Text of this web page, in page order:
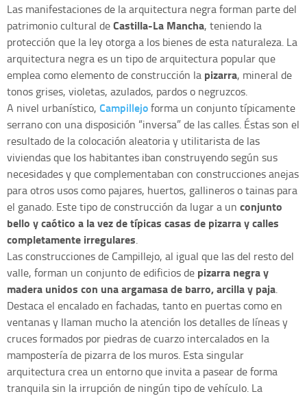
Las manifestaciones de la arquitectura negra forman parte del
patrimonio cultural deCastilla-La Mancha, teniendo la
protección que la ley otorga a los bienes de esta naturaleza. La
arquitectura negra es un tipo de arquitectura popular que
emplea como elemento de construcción la pizarra, mineral de
tonos grises, violetas, azulados, pardos o negruzcos.
A nivel urbanístico, Campillejoforma un conjunto típicamente
serrano con una disposición “inversa” de las calles. Éstas son el
resultado de la colocación aleatoria y utilitarista de las
viviendas que los habitantes iban construyendo según sus
necesidades y que complementaban con construcciones anejas
para otros usos como pajares, huertos, gallineros o tainas para
el ganado. Este tipo de construcción da lugar a un conjunto
bello y caótico a la vez de típicas casas de pizarra y calles
completamente irregulares.
Las construcciones de Campillejo, al igual que las del resto del
valle, forman un conjunto de edificios de pizarra negra y
madera unidos con una argamasa de barro, arcilla y paja.
Destaca el encalado en fachadas, tanto en puertas como en
ventanas y llaman mucho la atención los detalles de líneas y
cruces formados por piedras de cuarzo intercalados en la
mampostería de pizarra de los muros. Esta singular
arquitectura crea un entorno que invita a pasear de forma
tranquila sin la irrupción de ningún tipo de vehículo. La